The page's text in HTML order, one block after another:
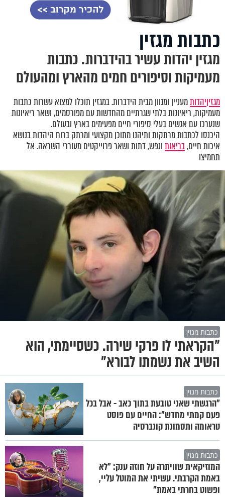
כתבות מגזין
מגזין יהדות עשיר בהידברות. כתבות
מעמיקות וסיפורים חמים מהארץ ומהעולם
מגזיןיהדותמעניין ומגוון מבית הידברות. במגזין תוכלו למצוא עשרות כתבות
מעמיקות, ריאיונות בלתי שגרתיים מהחדשות עם מפורסמים, ושאר ריאיונות
שנערכו עם אנשים בעלי סיפורי חיים מפעימים בארץ ובעולם.
היכנסו לכתבות מרתקות ותיהנו מתוכן מקצועי ומרתק ברוח היהדות בנושא
איכות חיים,בריאותונפש, דתות ושאר פרוייקטים מעוררי השראה. אל
תחמיצו
כתבות מגזין
"הקראתי לו פרקי שירה. כשסיימתי, הוא
השיב את נשמתו לבורא"
כתבות מגזין
"הרגשתי שאני טובעת בתוך כאב - אבל בכל
פעם קמתי מחדש": החיים עם פוסט
טראומה ותסמונת קונברסיה
כתבות מגזין
המוזיקאית שוויתרה על חוזה ענק: "לא
באמת הקרבתי. עשיתי את המוטל עליי,
ופשוט בחרתי באמת"